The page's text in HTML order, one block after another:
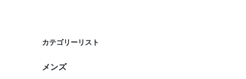
カテゴリーリスト
メンズ